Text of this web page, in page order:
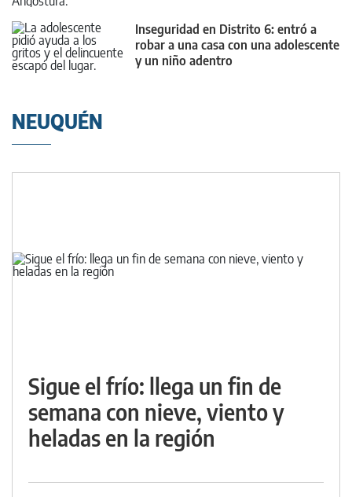
Inseguridad en Distrito 6: entró a
robar a una casa con una adolescente
y un niño adentro
NEUQUÉN
Sigue el frío: llega un fin de
semana con nieve, viento y
heladas en la región